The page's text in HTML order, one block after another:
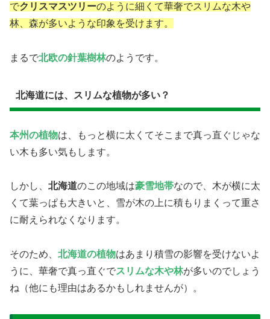
でクリスマスツリーのように細くて華奢でスリムな木や
林、森が多いような印象を受けます。
まるで北欧の針葉樹林のようです。
北海道には、スリムな植物が多い？
本州の植物は、もっと横に太くてそこまで真っ直ぐじゃな
い木も多い気もします。
しかし、 北海道のこの地域は豪雪地帯なので、木が横に太
くて葉っぱも大きいと、雪が木の上に積もりまくって重さ
に耐えられなくなります。
そのため、 北海道の植物はあまり積雪の影響を受けないよ
うに、華奢で真っ直ぐでスリムな木や林が多いのでしょう
ね（他にも理由はあるかもしれませんが）。